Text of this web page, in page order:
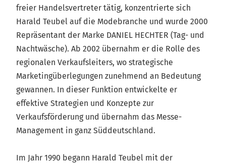
freier Handelsvertreter tätig, konzentrierte sich
Harald Teubel auf die Modebranche und wurde 2000
Repräsentant der Marke DANIEL HECHTER (Tag- und
Nachtwäsche). Ab 2002 übernahm er die Rolle des
regionalen Verkaufsleiters, wo strategische
Marketingüberlegungen zunehmend an Bedeutung
gewannen. In dieser Funktion entwickelte er
effektive Strategien und Konzepte zur
Verkaufsförderung und übernahm das Messe-
Management in ganz Süddeutschland.
Im Jahr 1990 begann Harald Teubel mit der